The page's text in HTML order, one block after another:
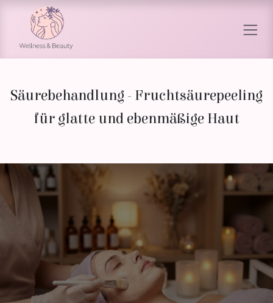
Zum Inhalt springen
Säurebehandlung - Fruchtsäurepeeling
für glatte und ebenmäßige Haut